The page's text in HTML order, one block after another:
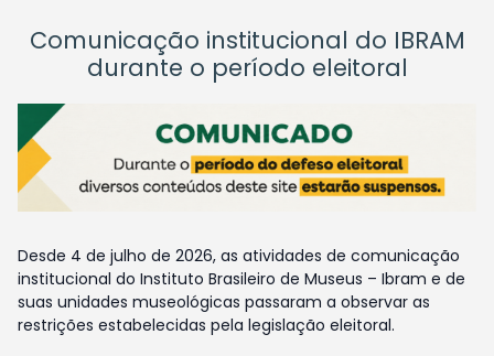
Comunicação institucional do IBRAM
durante o período eleitoral
Desde 4 de julho de 2026, as atividades de comunicação
institucional do Instituto Brasileiro de Museus – Ibram e de
suas unidades museológicas passaram a observar as
restrições estabelecidas pela legislação eleitoral.